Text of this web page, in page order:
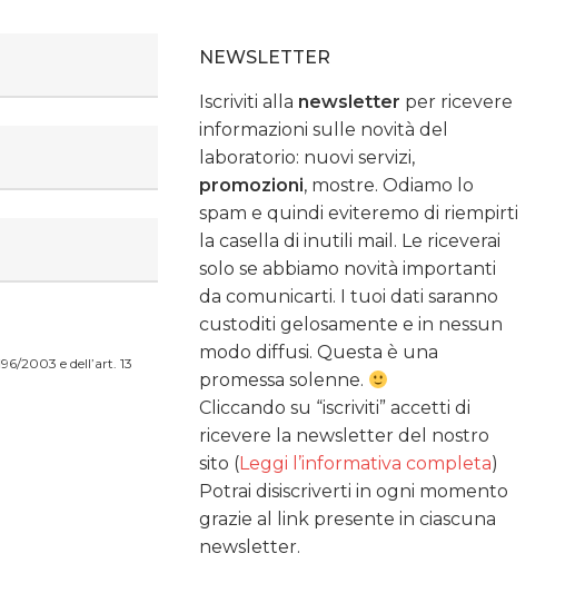
2003 e dell’art. 13
NEWSLETTER
Iscriviti alla newsletter per ricevere
informazioni sulle novità del
laboratorio: nuovi servizi,
promozioni, mostre. Odiamo lo
spam e quindi eviteremo di riempirti
la casella di inutili mail. Le riceverai
solo se abbiamo novità importanti
da comunicarti. I tuoi dati saranno
custoditi gelosamente e in nessun
modo diffusi. Questa è una
promessa solenne.
Cliccando su “iscriviti” accetti di
ricevere la newsletter del nostro
sito (Leggi l’informativa completa)
Potrai disiscriverti in ogni momento
grazie al link presente in ciascuna
newsletter.